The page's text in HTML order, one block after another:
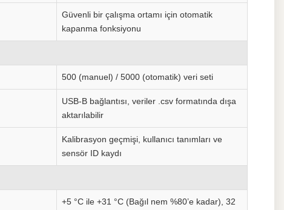
Güvenli bir çalışma ortamı için otomatik
kapanma fonksiyonu
500 (manuel) / 5000 (otomatik) veri seti
USB-B bağlantısı, veriler .csv formatında dışa
aktarılabilir
Kalibrasyon geçmişi, kullanıcı tanımları ve
sensör ID kaydı
+5 °C ile +31 °C (Bağıl nem %80’e kadar), 32